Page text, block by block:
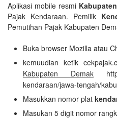
Aplikasi mobile resmi
Pajak Kendaraan. Pemilik
Pemutihan Pajak Kabupaten
Buka browser Mozilla atau
kemuudian ketik
Kabupaten Demak
kendaraan/jawa-tengah/
Masukkan nomor plat
Masukan 5 digit nomor